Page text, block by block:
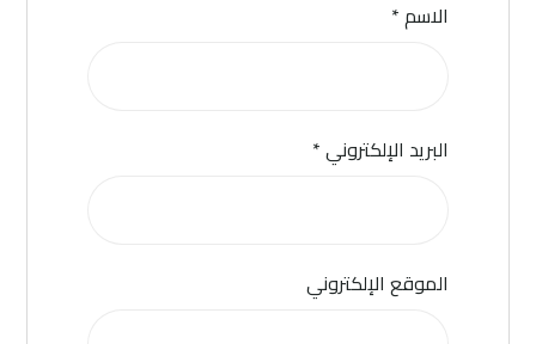
الاسم*
البريد الإلكتروني*
الموقع الإلكتروني